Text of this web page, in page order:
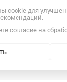
cookie для
согласие на